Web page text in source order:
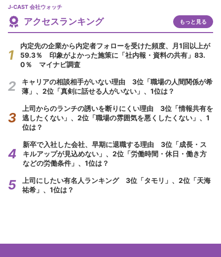
J-CAST 会社ウォッチ
アクセスランキング もっと見る
内定先の企業から内定者フォローを受けた頻度、月1回以上が
59.3％ 印象がよかった施策に「社内報・資料の共有」83.
0％ マイナビ調査
キャリアの相談相手がいない理由 3位「職場の人間関係が希
薄」、2位「真剣に話せる人がいない」、1位は？
上司からのランチの誘いを断りにくい理由 3位「情報共有を
逃したくない」、2位「職場の雰囲気を悪くしたくない」、1
位は？
新卒で入社した会社、早期に退職する理由 3位「成長・ス
キルアップが見込めない」、2位「労働時間・休日・働き方
などの労働条件」、1位は？
上司にしたい有名人ランキング 3位「タモリ」、2位「天海
祐希」、1位は？